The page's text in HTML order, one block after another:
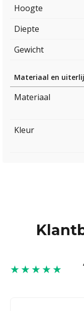
Hoogte
Diepte
Gewicht
Materiaal en
Materiaal
Kleur
★★★★★